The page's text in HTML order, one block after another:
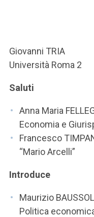
Giovanni TRIA
Università Roma 2
Saluti
Anna Maria
Economia e
Francesco
“Mario Arcelli”
Introduce
Maurizio
Politica